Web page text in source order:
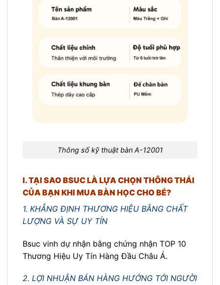
Thông số kỹ thuật bàn A-12001
I. TẠI SAO BSUC LÀ LỰA CHỌN THÔNG THÁI
CỦA BẠN KHI MUA BÀN HỌC CHO BÉ?
1. KHẲNG ĐỊNH THƯƠNG HIỆU BẰNG CHẤT
LƯỢNG VÀ SỰ UY TÍN
Bsuc vinh dự nhận bằng chứng nhận TOP 10
Thương Hiệu Uy Tín Hàng Đầu Châu Á.
2. LỢI NHUẬN BÁN HÀNG HƯỚNG TỚI NGƯỜI